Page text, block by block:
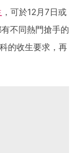
，可於12月7日或
不同熱門搶手的
的收生要求，再